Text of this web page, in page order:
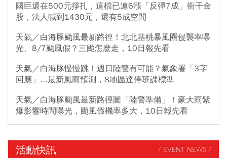
國巨還在500元掙扎，這檔已連6漲「反彈7成」衝千金
股，法人喊到1430元，還有5成空間
天氣／白海豚颱風最新路徑！北北基桃暴風圈侵襲率曝
光、8/7颱風假？三颱怎麼走，10日報先看
天氣／白海豚慢慢跳！週日陸警有可能？氣象署「3字
回應」...最新風雨預測，8地區達停班課標準
天氣／白海豚颱風最新路徑圖「陸警準備」！豪大雨紫
爆影響時間曝光，颱風假機率多大，10日報先看
活動快訊 / EVENT NEWS /